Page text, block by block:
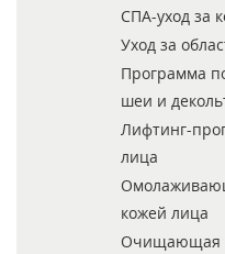
СПА-уход за
Уход за
Программа
шеи и
Лифтинг-
лица
кожей лица
Очищающая